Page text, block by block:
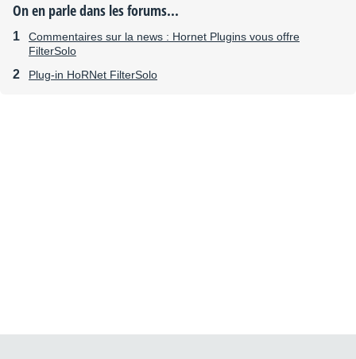
On en parle dans les forums...
Commentaires sur la news : Hornet Plugins vous offre
FilterSolo
Plug-in HoRNet FilterSolo